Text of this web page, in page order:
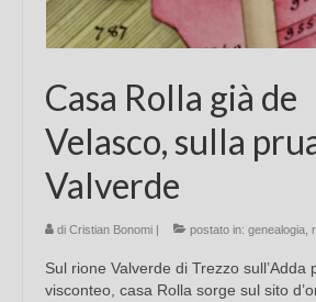
Casa Rolla già de
Velasco, sulla
Valverde
di Cristian Bonomi | postato in: genealogia
Sul rione Valverde di Trezzo sull’Adda
visconteo, casa Rolla sorge sul sito